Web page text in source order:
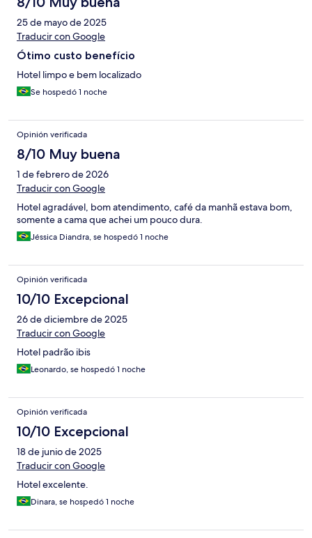
25 de mayo de 2025
Traducir con Google
Ótimo custo benefício
Hotel limpo e bem localizado
Se hospedó 1 noche
Opinión verificada
8/10 Muy buena
1 de febrero de 2026
Traducir con Google
Hotel agradável, bom atendimento, café da manhã estava bom,
somente a cama que achei um pouco dura.
Jéssica Diandra, se hospedó 1 noche
Opinión verificada
10/10 Excepcional
26 de diciembre de 2025
Traducir con Google
Hotel padrão ibis
Leonardo, se hospedó 1 noche
Opinión verificada
10/10 Excepcional
18 de junio de 2025
Traducir con Google
Hotel excelente.
Dinara, se hospedó 1 noche